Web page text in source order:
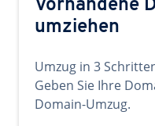
Vorhandene
umziehen
Umzug in 3
Geben Sie Ihre
Domain-Umzug.